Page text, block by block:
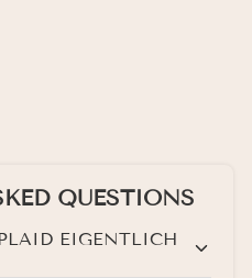
QUESTIONS
EIGENTLICH